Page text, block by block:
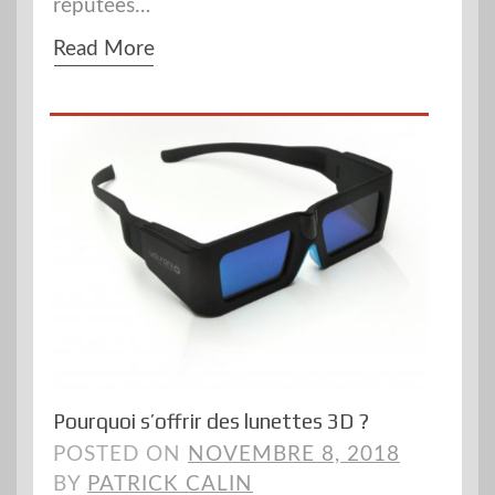
réputées…
Read More
Pourquoi s’offrir des lunettes 3D ?
POSTED ON
NOVEMBRE 8, 2018
BY PATRICK CALIN